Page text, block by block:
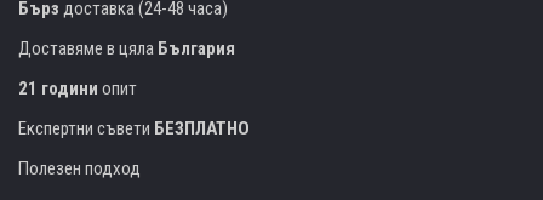
Бърз доставка (24-48 часа)
Доставяме в цяла България
21 години опит
Експертни съвети БЕЗПЛАТНО
Полезен подход